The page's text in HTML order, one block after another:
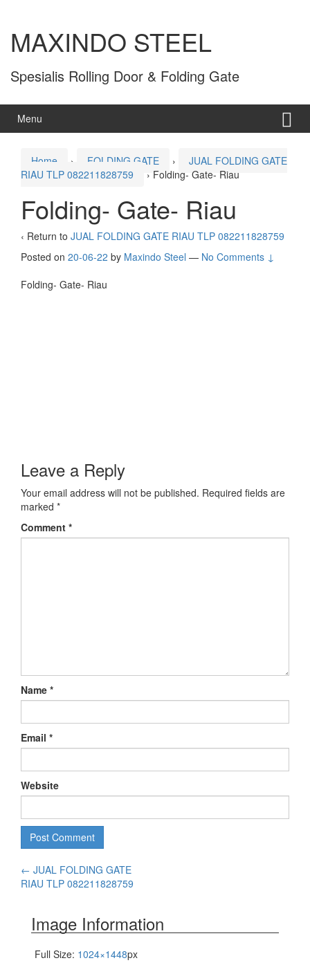
MAXINDO STEEL
Spesialis Rolling Door & Folding Gate
Menu
Home › FOLDING GATE ›
JUAL FOLDING GATE
RIAU TLP 082211828759
› Folding- Gate- Riau
Folding- Gate- Riau
‹ Return to JUAL FOLDING GATE RIAU TLP 082211828759
Posted on 20-06-22 by Maxindo Steel — No Comments ↓
Folding- Gate- Riau
Leave a Reply
Your email address will not be published. Required fields are
marked *
Comment *
Name *
Email *
Website
← JUAL FOLDING GATE
RIAU TLP 082211828759
Image Information
Full Size: 1024×1448px